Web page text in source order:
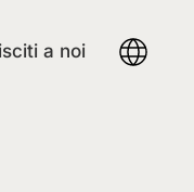
a noi